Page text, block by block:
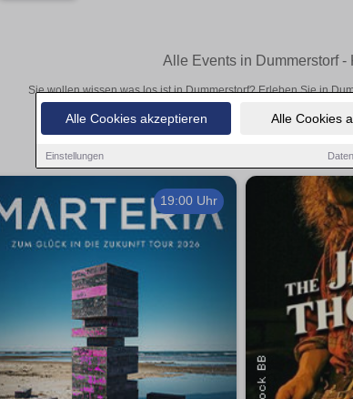
Alle Cookies akzeptieren Alle Cookies
Einstellungen
Alle Events in Dummerstorf -
Sie wollen wissen was los ist in Dummerstorf? Erleben Sie in
Theateraufführungen oder aufregende
19:00 Uhr